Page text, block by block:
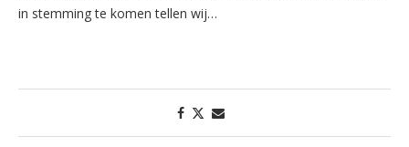
in stemming te komen tellen wij…